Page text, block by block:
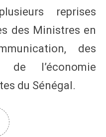
reprises
des Ministres en
des
de l’économie
du Sénégal.